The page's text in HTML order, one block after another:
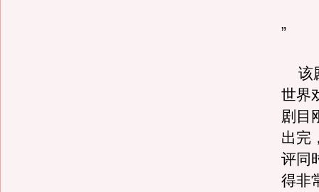
”
该
世界
剧目
出完
评同
得非